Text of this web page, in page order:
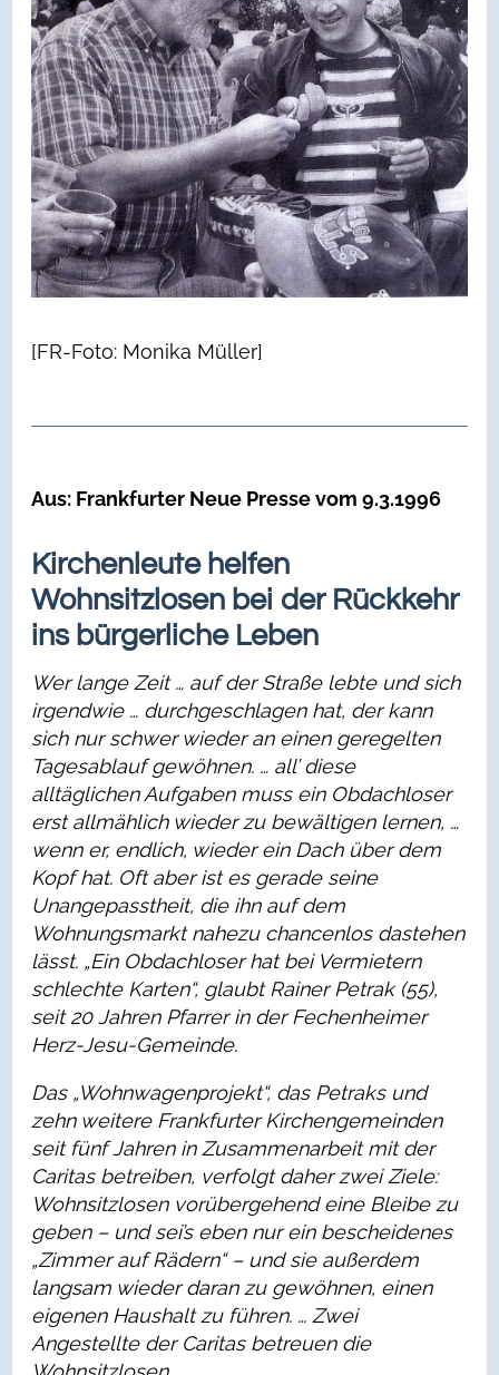
[FR-Foto: Monika Müller]
Aus: Frankfurter Neue Presse vom 9.3.1996
Kirchenleute helfen
Wohnsitzlosen bei der Rückkehr
ins bürgerliche Leben
Wer lange Zeit … auf der Straße lebte und sich
irgendwie … durchgeschlagen hat, der kann
sich nur schwer wieder an einen geregelten
Tagesablauf gewöhnen. … all’ diese
alltäglichen Aufgaben muss ein Obdachloser
erst allmählich wieder zu bewältigen lernen, …
wenn er, endlich, wieder ein Dach über dem
Kopf hat. Oft aber ist es gerade seine
Unangepasstheit, die ihn auf dem
Wohnungsmarkt nahezu chancenlos dastehen
lässt. „Ein Obdachloser hat bei Vermietern
schlechte Karten“, glaubt Rainer Petrak (55),
seit 20 Jahren Pfarrer in der Fechenheimer
Herz-Jesu-Gemeinde.
Das „Wohnwagenprojekt“, das Petraks und
zehn weitere Frankfurter Kirchengemeinden
seit fünf Jahren in Zusammenarbeit mit der
Caritas betreiben, verfolgt daher zwei Ziele:
Wohnsitzlosen vorübergehend eine Bleibe zu
geben – und sei’s eben nur ein bescheidenes
„Zimmer auf Rädern“ – und sie außerdem
langsam wieder daran zu gewöhnen, einen
eigenen Haushalt zu führen. … Zwei
Angestellte der Caritas betreuen die